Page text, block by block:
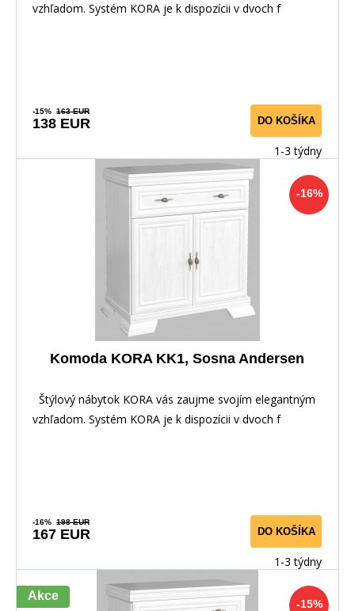
vzhľadom. Systém KORA je k dispozícii v dvoch f
-15% 163 EUR
138 EUR DO KOŠÍKA
1-3 týdny
-16%
Komoda KORA KK1, Sosna Andersen
Štýlový nábytok KORA vás zaujme svojím elegantným
vzhľadom. Systém KORA je k dispozícii v dvoch f
-16% 198 EUR
167 EUR DO KOŠÍKA
1-3 týdny
-15%
Akce